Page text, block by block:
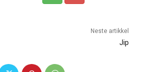
Neste artikkel
Jip